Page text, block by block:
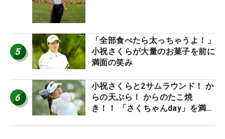
5
「全部食べたら太っちゃうよ！」
小祝さくらが大量のお菓子を前に
満面の笑み
6
小祝さくらと2サムラウンド！ か
らの天ぷら！ からのたこ焼
き！！ 「さくちゃんday」を満喫